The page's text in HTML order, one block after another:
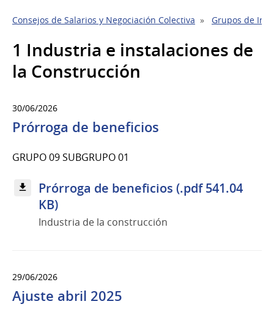
Consejos de Salarios y Negociación Colectiva Grupos de
1 Industria e instalaciones de
la Construcción
30/06/2026
Prórroga de beneficios
GRUPO 09 SUBGRUPO 01
Prórroga de beneficios (.pdf 541.04
KB)
Industria de la construcción
29/06/2026
Ajuste abril 2025